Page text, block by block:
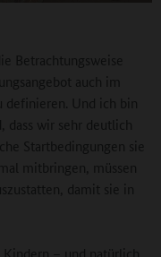
Betrachtungsweise
auch im
definieren. Und ich bin
dass wir sehr deutlich
Startbedingungen sie
mitbringen, müssen
damit sie in
– und natürlich